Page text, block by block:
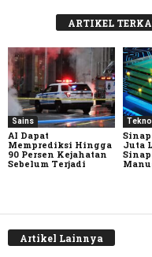
ARTIKEL
Sains
AI Dapat
Memprediksi Hingga
90 Persen Kejahatan
Sebelum Terjadi
Juta
Artikel Lainnya